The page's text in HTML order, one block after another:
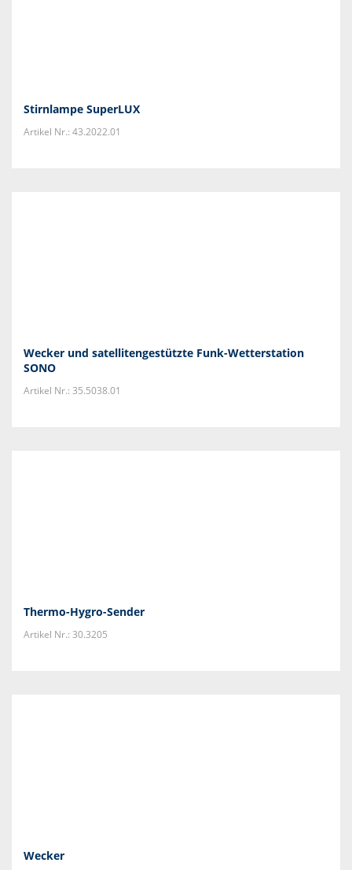
Stirnlampe SuperLUX
Artikel Nr.: 43.2022.01
Wecker und satellitengestützte Funk-Wetterstation
SONO
Artikel Nr.: 35.5038.01
Thermo-Hygro-Sender
Artikel Nr.: 30.3205
Wecker